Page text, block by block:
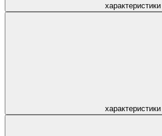
характеристики
характеристики